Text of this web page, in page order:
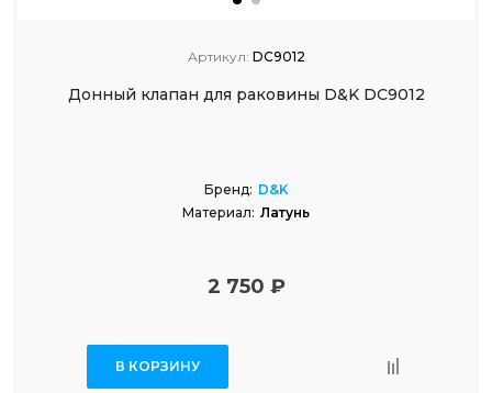
Артикул: DC9012
Донный клапан для раковины D&K DC9012
Бренд: D&K
Материал: Латунь
2 750 ₽
В КОРЗИНУ